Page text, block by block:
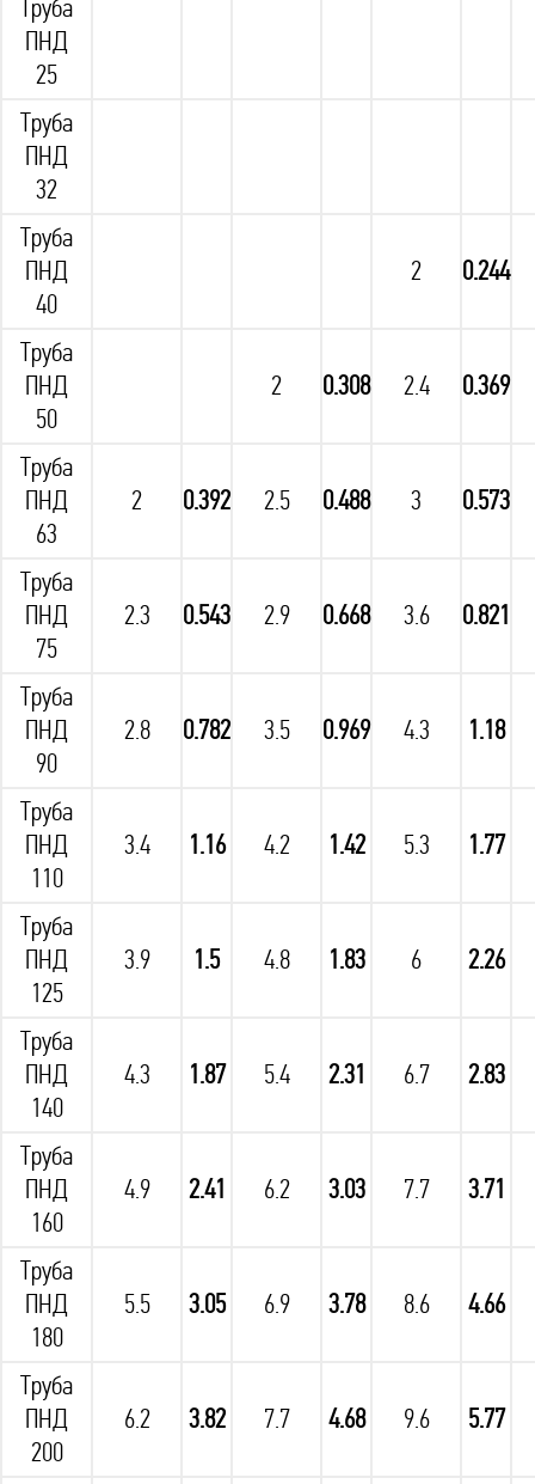
Труба
ПНД
25
Труба
ПНД
32
Труба
ПНД
40
2 0.244
Труба
ПНД
50
2 0.308 2.4 0.369
Труба
ПНД
63
2 0.392 2.5 0.488 3 0.573
Труба
ПНД
75
2.3 0.543 2.9 0.668 3.6 0.821
Труба
ПНД
90
2.8 0.782 3.5 0.969 4.3 1.18
Труба
ПНД
110
3.4 1.16 4.2 1.42 5.3 1.77
Труба
ПНД
125
3.9 1.5 4.8 1.83 6 2.26
Труба
ПНД
140
4.3 1.87 5.4 2.31 6.7 2.83
Труба
ПНД
160
4.9 2.41 6.2 3.03 7.7 3.71
Труба
ПНД
180
5.5 3.05 6.9 3.78 8.6 4.66
Труба
ПНД
200
6.2 3.82 7.7 4.68 9.6 5.77